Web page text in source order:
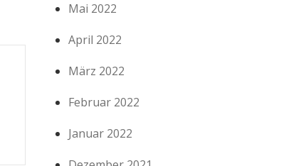
Mai 2022
April 2022
März 2022
Februar 2022
Januar 2022